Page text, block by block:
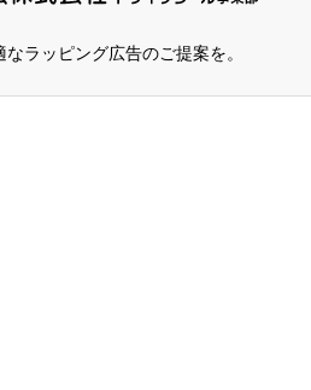
なラッピング広告のご提案を。